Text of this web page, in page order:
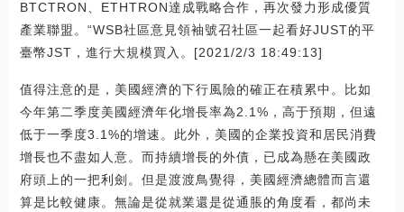
BTCTRON、ETHTRON達成戰略合作，再次發力形成優質
產業聯盟。“WSB社區意見領袖號召社區一起看好JUST的平
臺幣JST，進行大規模買入。[2021/2/3 18:49:13]
值得注意的是，美國經濟的下行風險的確正在積累中。比如
今年第二季度美國經濟年化增長率為2.1%，高于預期，但遠
低于一季度3.1%的增速。此外，美國的企業投資和居民消費
增長也不盡如人意。而持續增長的外債，已成為懸在美國政
府頭上的一把利劍。但是渡渡鳥覺得，美國經濟總體而言還
算是比較健康。無論是從就業還是從通脹的角度看，都尚未